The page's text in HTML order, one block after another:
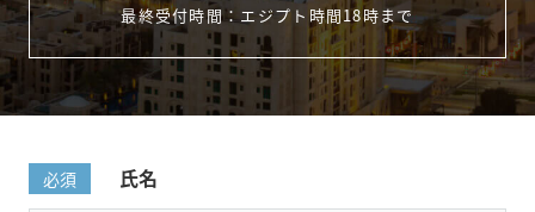
最終受付時間：エジプト時間18時まで
必須 氏名